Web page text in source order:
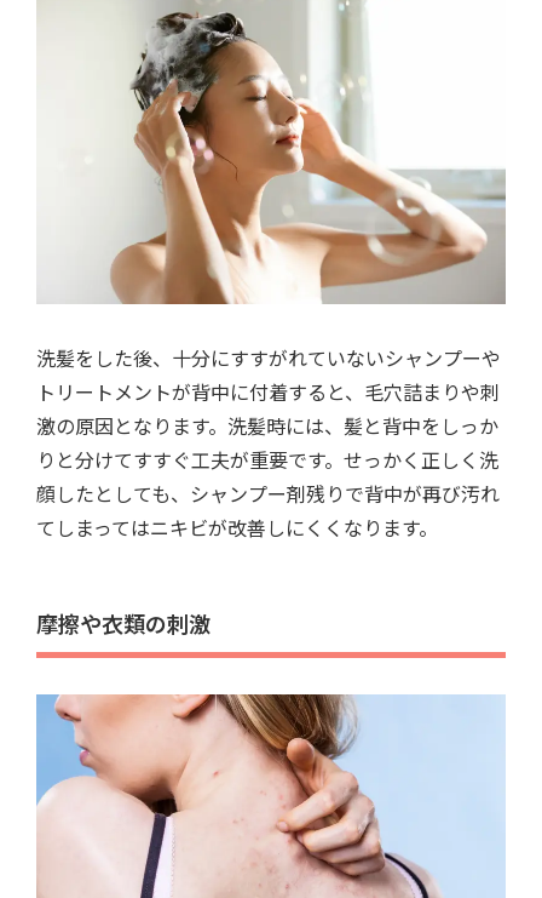
洗髪をした後、十分にすすがれていないシャンプーや
トリートメントが背中に付着すると、毛穴詰まりや刺
激の原因となります。洗髪時には、髪と背中をしっか
りと分けてすすぐ工夫が重要です。せっかく正しく洗
顔したとしても、シャンプー剤残りで背中が再び汚れ
てしまってはニキビが改善しにくくなります。
摩擦や衣類の刺激